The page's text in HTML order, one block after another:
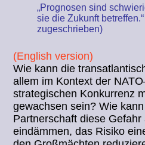
„Prognosen sind
sie die Zukunft
zugeschrieben)
(English version)
Wie kann die
allem im Kontext der
strategischen Konkurrenz
gewachsen sein? Wie
Partnerschaft diese Gefahr
eindämmen, das Risiko